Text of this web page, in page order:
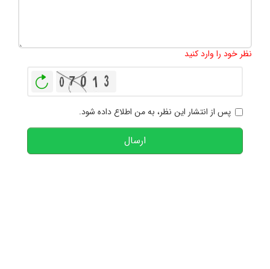
نظر خود را وارد کنید
پس از انتشار این نظر، به من اطلاع داده شود.
ارسال